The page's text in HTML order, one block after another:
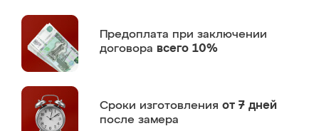
Предоплата при заключении
договора всего 10%
Сроки изготовления от 7 дней
после замера